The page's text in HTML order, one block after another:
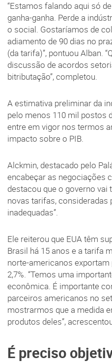
“Estamos falando aqui só
ganha-ganha. Perde a
o social. Gostaríamos de
adiamento de 90 dias no
(da tarifa)”, pontuou Alban.
discussão de acordos
bitributação”, completou.
A estimativa preliminar da
pelo menos 110 mil postos
entre em vigor nos termos
impacto sobre o PIB.
Alckmin, destacado pelo
encabeçar as negociações
destacou que o governo vai
novas tarifas, consideradas
inadequadas”.
Ele reiterou que EUA têm
Brasil há 15 anos e a tarifa
norte-americanos
2,7%. “Temos uma
econômica. É importante
parceiros americanos no
mostrarmos que a medida
produtos deles”,
É preciso